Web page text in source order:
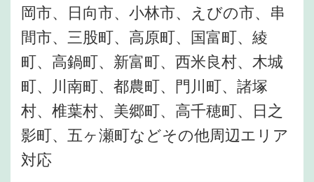
岡市、日向市、小林市、えびの市、串
間市、三股町、高原町、国富町、綾
町、高鍋町、新富町、西米良村、木城
町、川南町、都農町、門川町、諸塚
村、椎葉村、美郷町、高千穂町、日之
影町、五ヶ瀬町などその他周辺エリア
対応